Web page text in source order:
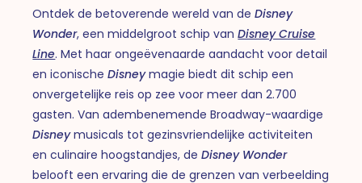
Ontdek de betoverende wereld van deDisney
Wonder, een middelgroot schip vanDisney Cruise
Line. Met haar ongeëvenaarde aandacht voor detail
en iconischeDisneymagie biedt dit schip een
onvergetelijke reis op zee voor meer dan 2.700
gasten. Van adembenemende Broadway-waardige
Disneymusicals tot gezinsvriendelijke activiteiten
en culinaire hoogstandjes, deDisney Wonder
belooft een ervaring die de grenzen van verbeelding